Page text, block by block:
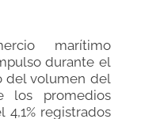
marítimo
durante el
del volumen del
los promedios
4,1% registrados